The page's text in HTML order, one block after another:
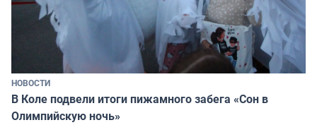
НОВОСТИ
В Коле подвели итоги пижамного забега «Сон в
Олимпийскую ночь»